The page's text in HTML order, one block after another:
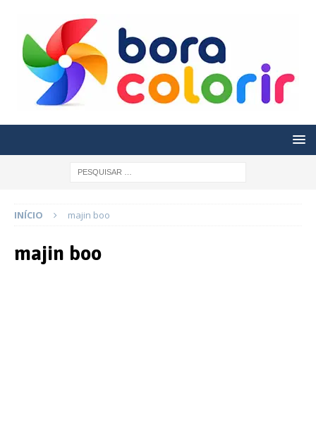
INÍCIO majin boo
majin boo